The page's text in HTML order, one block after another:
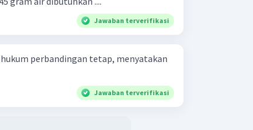
Jawaban terverifikasi
perbandingan tetap, menyatakan
Jawaban terverifikasi